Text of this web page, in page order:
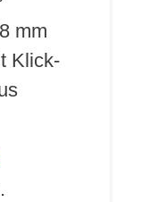
mm
Klick-